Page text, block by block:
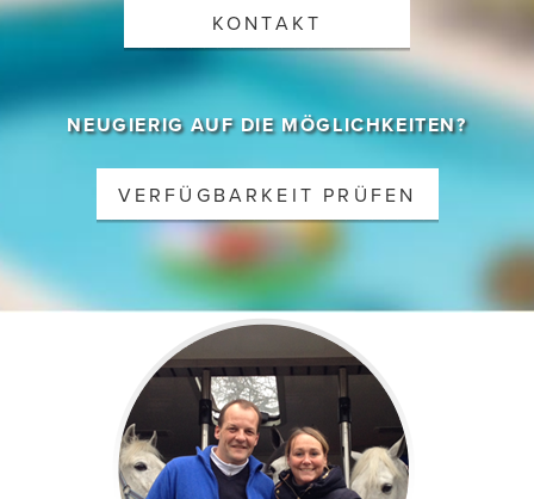
KONTAKT
NEUGIERIG AUF DIE MÖGLICHKEITEN?
VERFÜGBARKEIT PRÜFEN
Gehost door B&S Media Internetmarketing